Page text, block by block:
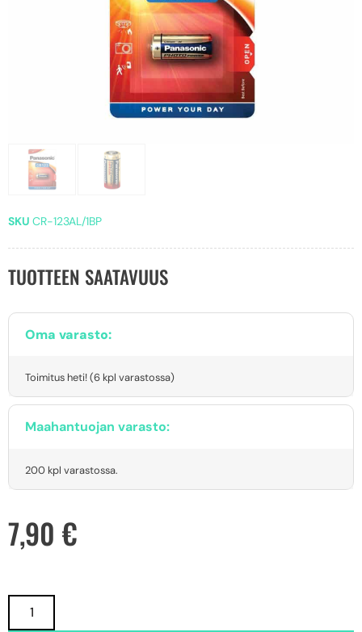
SKU CR-123AL/1BP
TUOTTEEN SAATAVUUS
Oma varasto:
Toimitus heti! (6 kpl varastossa)
Maahantuojan varasto:
200 kpl varastossa.
7,90 €